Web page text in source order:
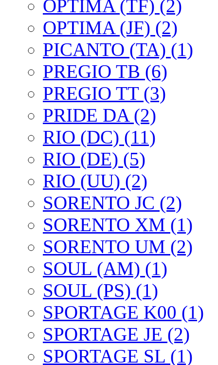
OPTIMA (TF) (2)
OPTIMA (JF) (2)
PICANTO (TA) (1)
PREGIO TB (6)
PREGIO TT (3)
PRIDE DA (2)
RIO (DC) (11)
RIO (DE) (5)
RIO (UU) (2)
SORENTO JC (2)
SORENTO XM (1)
SORENTO UM (2)
SOUL (AM) (1)
SOUL (PS) (1)
SPORTAGE K00 (1)
SPORTAGE JE (2)
SPORTAGE SL (1)